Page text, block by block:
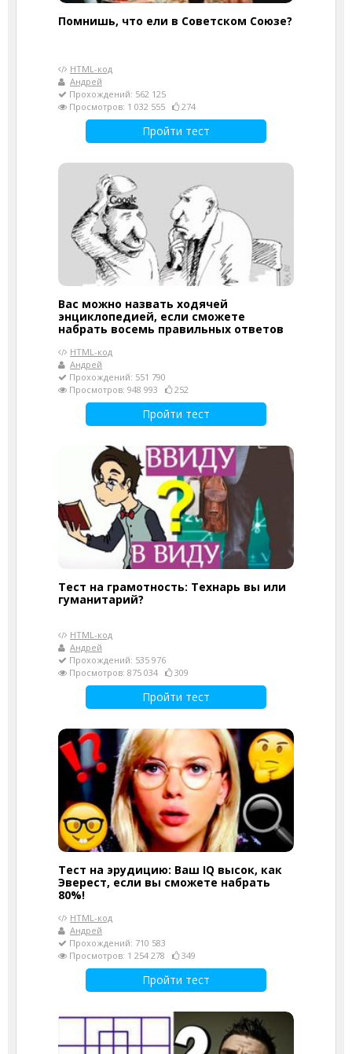
Помнишь, что ели в Советском Союзе?
HTML-код
Андрей
Прохождений: 562 125
Просмотров: 1 032 555
274
Пройти тест
Вас можно назвать ходячей
энциклопедией, если сможете
набрать восемь правильных ответов
HTML-код
Андрей
Прохождений: 551 790
Просмотров: 948 993
252
Пройти тест
Тест на грамотность: Технарь вы или
гуманитарий?
HTML-код
Андрей
Прохождений: 535 976
Просмотров: 875 034
309
Пройти тест
Тест на эрудицию: Ваш IQ высок, как
Эверест, если вы сможете набрать
80%!
HTML-код
Андрей
Прохождений: 710 583
Просмотров: 1 254 278
349
Пройти тест